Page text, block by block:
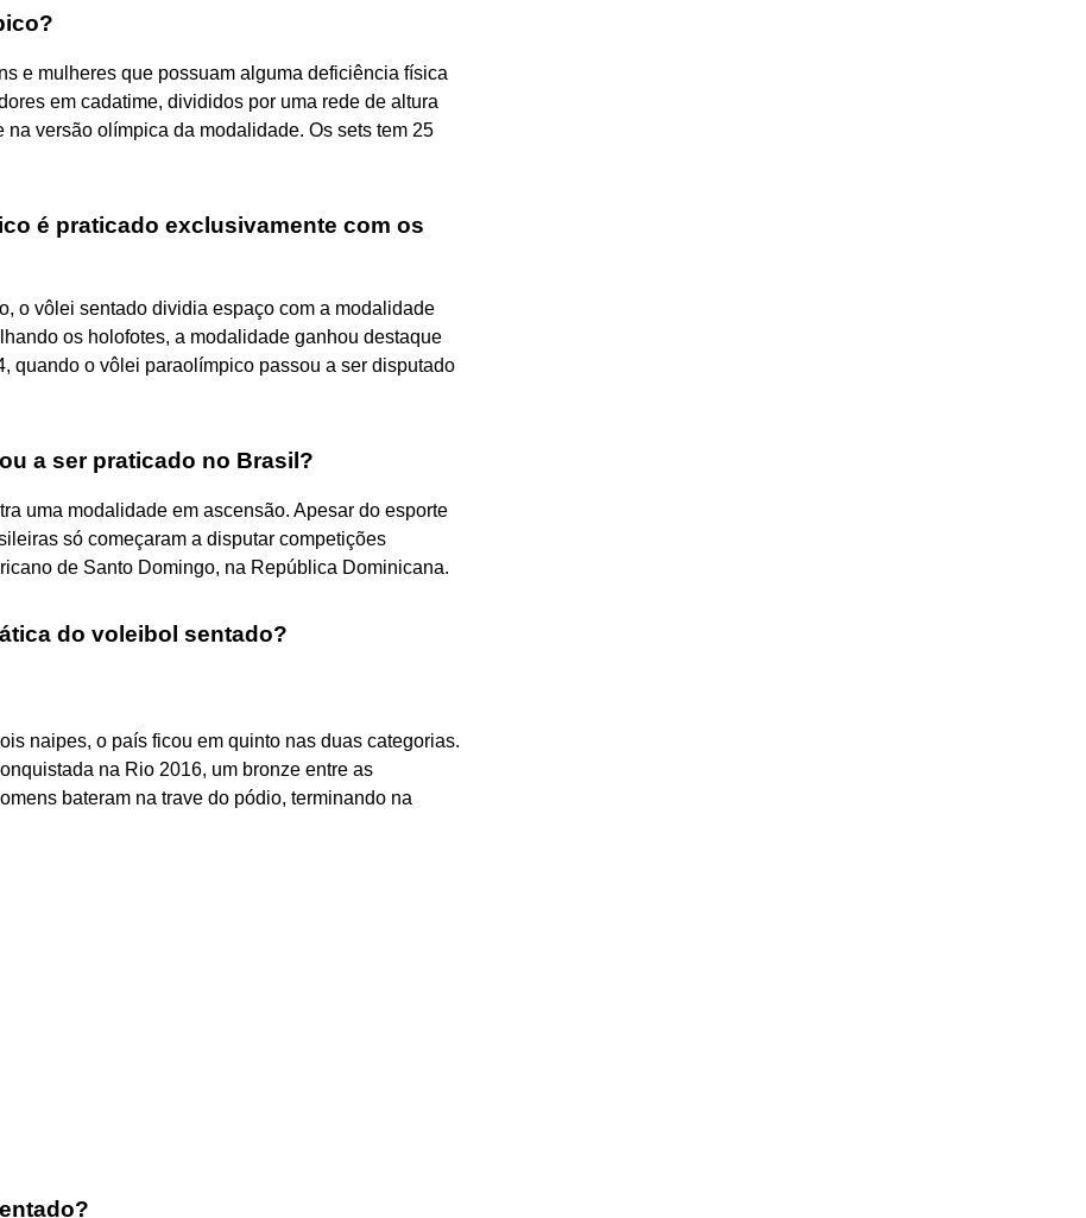
e mulheres que possuam alguma deficiência física
em cadatime, divididos por uma rede de altura
versão olímpica da modalidade. Os sets tem 25
é praticado exclusivamente com os
o vôlei sentado dividia espaço com a modalidade
os holofotes, a modalidade ganhou destaque
quando o vôlei paraolímpico passou a ser disputado
a ser praticado no Brasil?
uma modalidade em ascensão. Apesar do esporte
só começaram a disputar competições
de Santo Domingo, na República Dominicana.
do voleibol sentado?
naipes, o país ficou em quinto nas duas categorias.
na Rio 2016, um bronze entre as
bateram na trave do pódio, terminando na